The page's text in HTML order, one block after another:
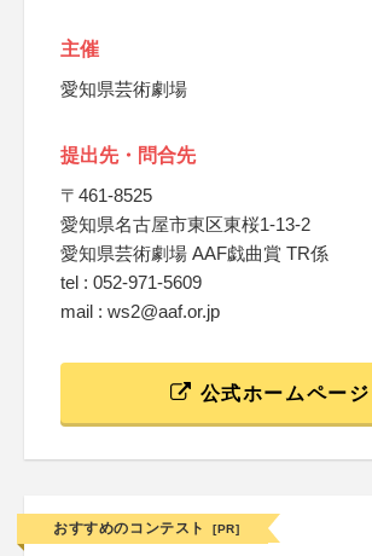
主催
愛知県芸術劇場
提出先・問合先
〒461-8525
愛知県名古屋市東区東桜1-13-2
愛知県芸術劇場 AAF戯曲賞 TR係
tel : 052-971-5609
mail : ws2@aaf.or.jp
公式ホームページ
おすすめのコンテスト [PR]